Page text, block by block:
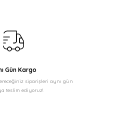
Gün Kargo
siparişleri aynı gün
teslim ediyoruz!